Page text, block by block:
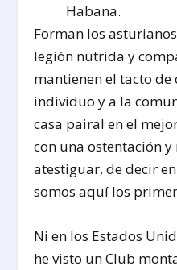
Habana.
Forman los
legión nutrida y
mantienen el tacto
individuo y a la
casa pairal en el
con una ostentación
atestiguar, de decir
somos aquí los
Ni en los Estados
he visto un Club